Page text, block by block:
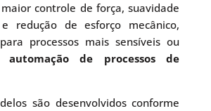
controle de força, suavidade
redução de esforço mecânico,
processos mais sensíveis ou
automação de processos de
são desenvolvidos conforme